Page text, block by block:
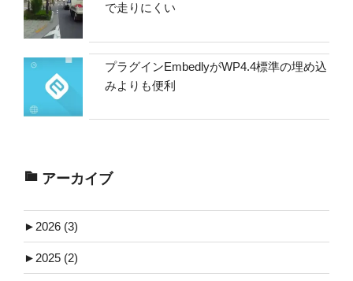
で走りにくい
プラグインEmbedlyがWP4.4標準の埋め込
みよりも便利
アーカイブ
► 2026 (3)
► 2025 (2)